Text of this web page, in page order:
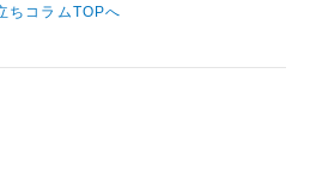
ちコラムTOPへ